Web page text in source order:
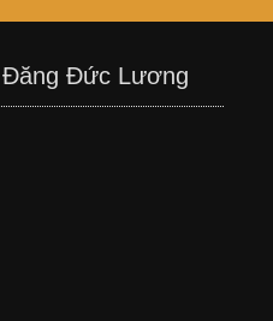
Đăng Đức Lương